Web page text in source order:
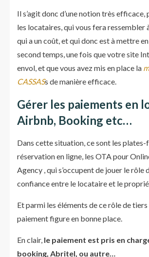
Il s’agit donc d’une notion très
les locataires, qui vous fera ressembler
qui a un coût, et qui donc est à mettre
second temps, une fois que votre site
envol, et que vous avez mis en place la
CASSASs de manière efficace.
Gérer les paiements en
Airbnb, Booking etc…
Dans cette situation, ce sont les plates-
réservation en ligne, les OTA pour
Agency , qui s’occupent de jouer le rôle
confiance entre le locataire et le
Et parmi les éléments de ce rôle de
paiement figure en bonne place.
En clair, le paiement est pris en
booking, Abritel, ou autre…